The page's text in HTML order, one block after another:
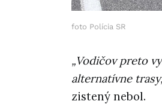
foto Polícia SR
„Vodičov preto
alternatívne
zistený nebol.